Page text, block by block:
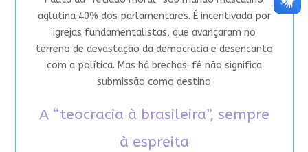
aglutina 40% dos parlamentares. É incentivada por
igrejas fundamentalistas, que avançaram no
terreno de devastação da democracia e desencanto
com a política. Mas há brechas: fé não significa
submissão como destino
A “teocracia à brasileira”, sempre
à espreita